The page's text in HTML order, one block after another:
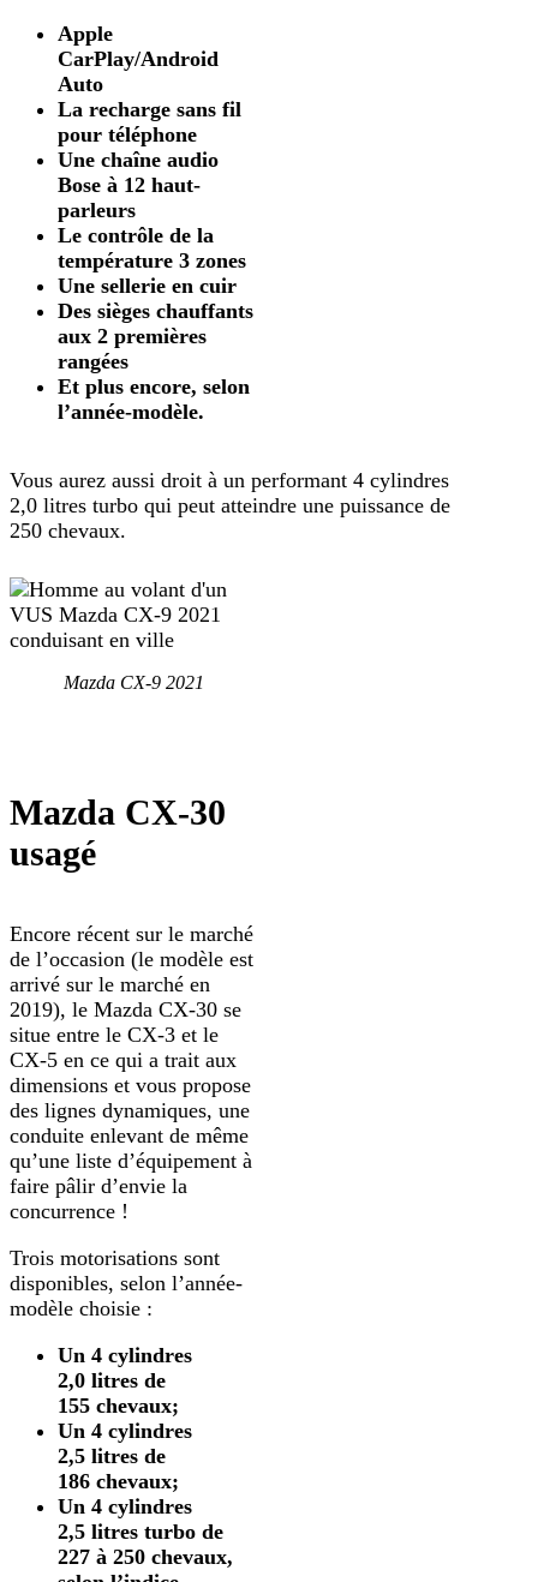
Mazda CX-9 2021
Apple
CarPlay/Android
Auto
La recharge sans fil
pour téléphone
Une chaîne audio
Bose à 12 haut-
parleurs
Le contrôle de la
température 3 zones
Une sellerie en cuir
Des sièges chauffants
aux 2 premières
rangées
Et plus encore, selon
l’année-modèle.
Vous aurez aussi droit à un performant 4 cylindres
2,0 litres turbo qui peut atteindre une puissance de
250 chevaux.
Mazda CX-30
usagé
Encore récent sur le marché
de l’occasion (le modèle est
arrivé sur le marché en
2019), le Mazda CX-30 se
situe entre le CX-3 et le
CX-5 en ce qui a trait aux
dimensions et vous propose
des lignes dynamiques, une
conduite enlevant de même
qu’une liste d’équipement à
faire pâlir d’envie la
concurrence !
Trois motorisations sont
disponibles, selon l’année-
modèle choisie :
Un 4 cylindres
2,0 litres de
155 chevaux;
Un 4 cylindres
2,5 litres de
186 chevaux;
Un 4 cylindres
2,5 litres turbo de
227 à 250 chevaux,